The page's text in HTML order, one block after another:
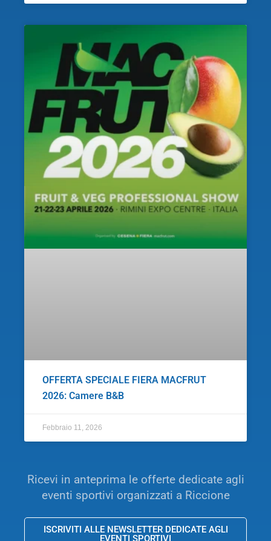
OFFERTA SPECIALE FIERA MACFRUT
2026: Camere B&B
Febbraio 11, 2026
Ricevi in anteprima le offerte dedicate agli
eventi sportivi organizzati a Riccione
ISCRIVITI ALLE NEWSLETTER DEDICATE AGLI
EVENTI SPORTIVI